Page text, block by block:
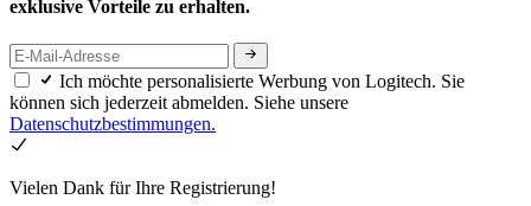
exklusive Vorteile zu erhalten.
Ich möchte personalisierte Werbung von Logitech. Sie
können sich jederzeit abmelden. Siehe unsere
Datenschutzbestimmungen.
Vielen Dank für Ihre Registrierung!